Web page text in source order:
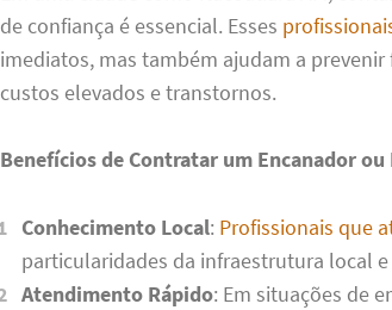
de confiança é essencial. Esses
imediatos, mas também ajudam a
custos elevados e transtornos.
Benefícios de Contratar um Encanador
Conhecimento Local: Profissionais que
particularidades da infraestrutura local
Atendimento Rápido: Em situações de